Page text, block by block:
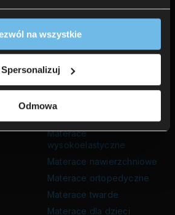
na wszystkie
Spersonalizuj
Odmowa
Metody płatności
Materace
Materace premium
Materace TEMPUR®
Materace piankowe
Materace
wysokoelastyczne
Materace nawierzchniowe
Materace ortopedyczne
Materace twarde
Materace dla dzieci